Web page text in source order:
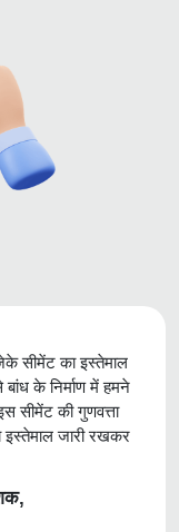
सीमेंट का इस्तेमाल
के निर्माण में हमने
सीमेंट की गुणवत्ता
जारी रखकर